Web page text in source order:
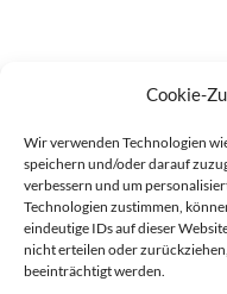
Cookie-
Wir verwenden Technologien
speichern und/oder darauf
verbessern und um
Technologien zustimmen,
eindeutige IDs auf dieser
nicht erteilen oder
beeinträchtigt werden.